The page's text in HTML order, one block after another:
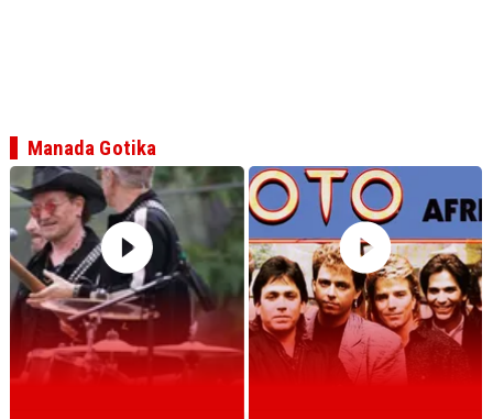
Manada Gotika